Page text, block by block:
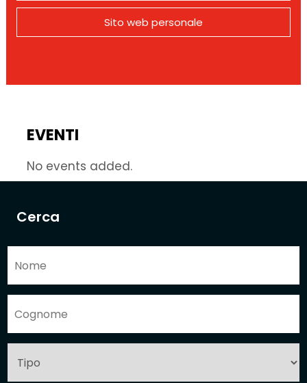
Cerca
Sito web personale
EVENTI
No events added.